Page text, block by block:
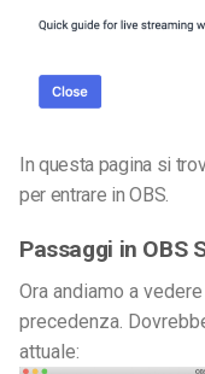
In questa pagina si
per entrare in OBS.
Passaggi in OBS
Ora andiamo a
precedenza.
attuale: